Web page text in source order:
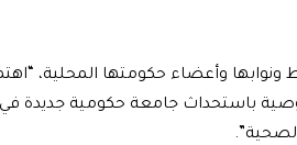
وأعضاء حكومتها المحلية،
باستحداث جامعة حكومية جديدة